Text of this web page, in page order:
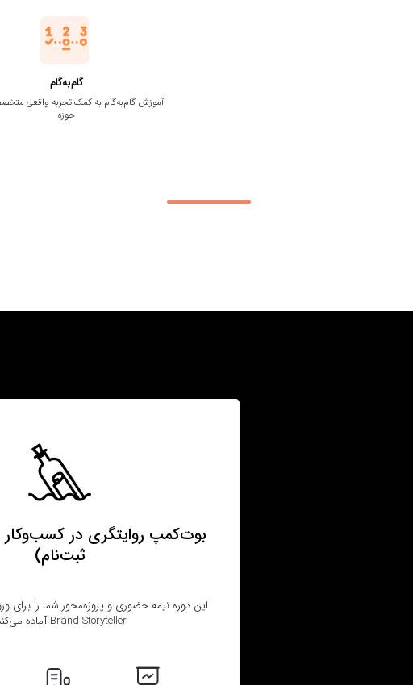
گام‌به‌گام
آموزش گام‌به‌گام به کمک تجربه واقعی
حوزه
بوت‌کمپ روایتگری در
ثبت‌نام)
این دوره نیمه حضوری و پروژه‌محور شما را برای
Brand Storyteller آماده می‌کند.